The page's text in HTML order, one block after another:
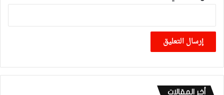
أخر المقالات